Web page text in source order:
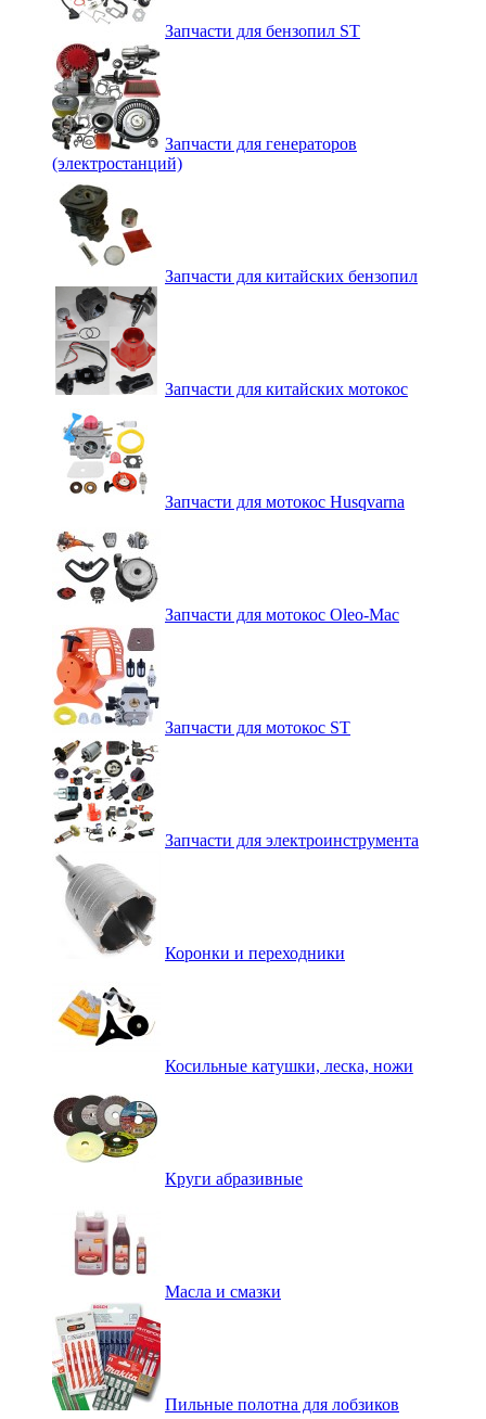
Запчасти для бензопил ST
Запчасти для генераторов
(электростанций)
Запчасти для китайских бензопил
Запчасти для китайских мотокос
Запчасти для мотокос Husqvarna
Запчасти для мотокос Oleo-Mac
Запчасти для мотокос ST
Запчасти для электроинструмента
Коронки и переходники
Косильные катушки, леска, ножи
Круги абразивные
Масла и смазки
Пильные полотна для лобзиков